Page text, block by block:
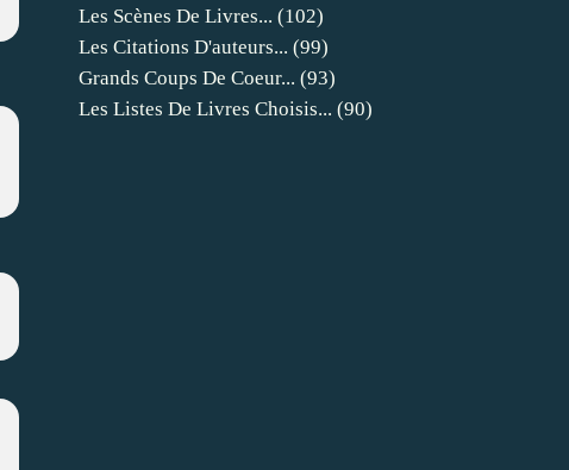
Les Scènes De Livres... (102)
Les Citations D'auteurs... (99)
Grands Coups De Coeur... (93)
Les Listes De Livres Choisis... (90)